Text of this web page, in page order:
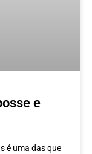
e
é uma das que